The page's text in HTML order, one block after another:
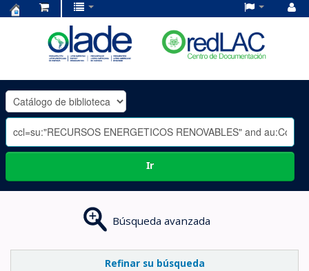
OLADE
-
Ir
Búsqueda avanzada
Refinar su búsqueda